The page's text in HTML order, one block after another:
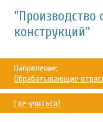
"Производство
конструкций"
Напрвление:
Обрабатывающие
Где учиться?